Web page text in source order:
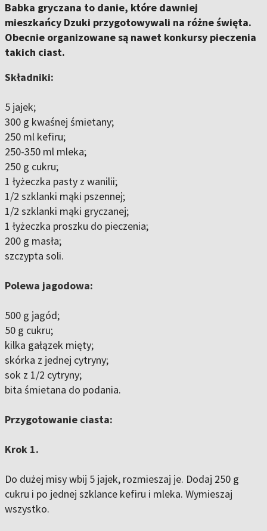
Babka gryczana to danie, które dawniej
mieszkańcy Dzuki przygotowywali na różne święta.
Obecnie organizowane są nawet konkursy pieczenia
takich ciast.
Składniki:
5 jajek;
300 g kwaśnej śmietany;
250 ml kefiru;
250-350 ml mleka;
250 g cukru;
1 łyżeczka pasty z wanilii;
1/2 szklanki mąki pszennej;
1/2 szklanki mąki gryczanej;
1 łyżeczka proszku do pieczenia;
200 g masła;
szczypta soli.
Polewa jagodowa:
500 g jagód;
50 g cukru;
kilka gałązek mięty;
skórka z jednej cytryny;
sok z 1/2 cytryny;
bita śmietana do podania.
Przygotowanie ciasta:
Krok 1.
Do dużej misy wbij 5 jajek, rozmieszaj je. Dodaj 250 g
cukru i po jednej szklance kefiru i mleka. Wymieszaj
wszystko.